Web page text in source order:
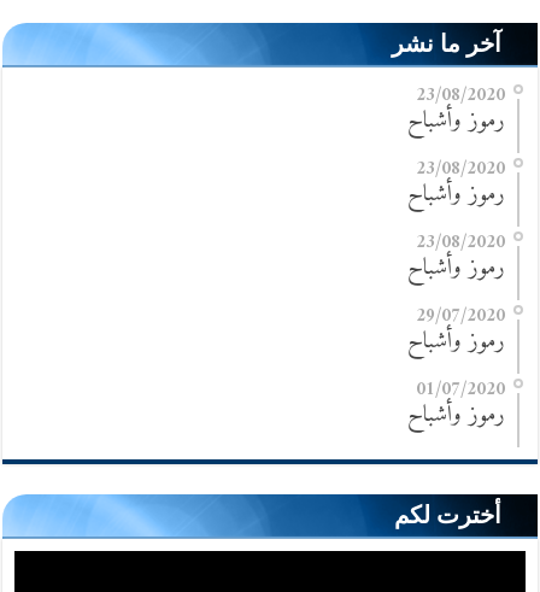
آخر ما نشر
23/08/2020
رموز وأشباح
23/08/2020
رموز وأشباح
23/08/2020
رموز وأشباح
29/07/2020
رموز وأشباح
01/07/2020
رموز وأشباح
أخترت لكم